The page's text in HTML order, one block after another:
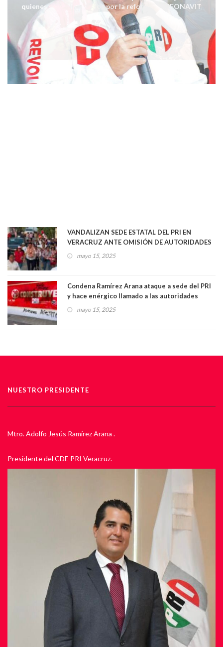
quienes se ven afectados por la reforma al INFONAVIT
VANDALIZAN SEDE ESTATAL DEL PRI EN
VERACRUZ ANTE OMISIÓN DE AUTORIDADES
mayo 15, 2025
Condena Ramírez Arana ataque a sede del PRI
y hace enérgico llamado a las autoridades
mayo 15, 2025
NUESTRO PRESIDENTE
Mtro. Adolfo Jesús Ramírez Arana .
Presidente del CDE PRI Veracruz.